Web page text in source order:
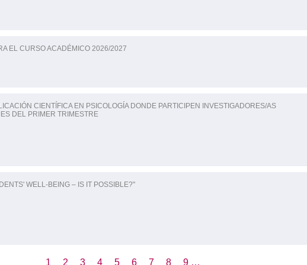
EL CURSO ACADÉMICO 2026/2027
CIENTÍFICA EN PSICOLOGÍA DONDE PARTICIPEN INVESTIGADORES/AS
DEL PRIMER TRIMESTRE
WELL-BEING – IS IT POSSIBLE?"
Página
1 Page
2 Page
3 Page
4 Page
5 Page
6 Page
7 Page
8 Page
9 …